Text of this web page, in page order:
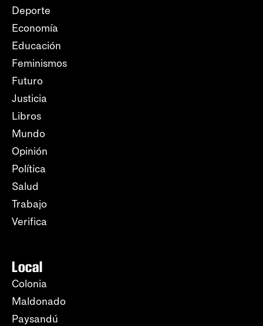
Deporte
Economía
Educación
Feminismos
Futuro
Justicia
Libros
Mundo
Opinión
Política
Salud
Trabajo
Verifica
Local
Colonia
Maldonado
Paysandú